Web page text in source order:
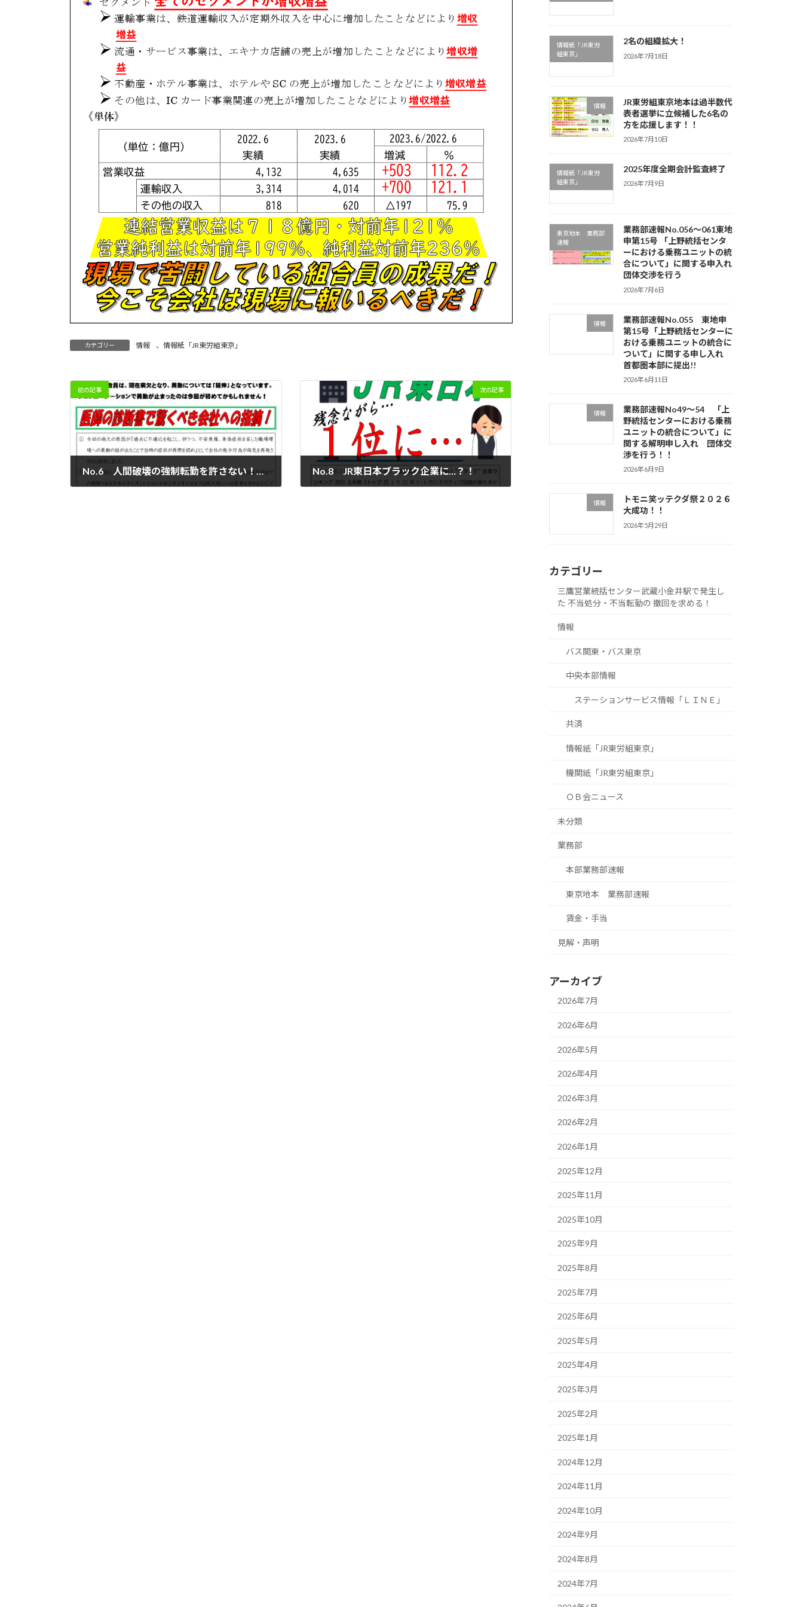
カテゴリー 情報 、 情報紙「JR東労組東京」
前の記事
No.6 人間破壊の強制転勤を許さない！～2～
次の記事
No.8 JR東日本ブラック企業に…？！
情報紙「JR東労
組東京」
2名の組織拡大！
2026年7月18日
情報
JR東労組東京地本は過半数代
表者選挙に立候補した6名の
方を応援します！！
2026年7月10日
情報紙「JR東労
組東京」
2025年度全期会計監査終了
2026年7月9日
東京地本 業務部
速報
業務部速報No.056～061東地
申第15号 「上野統括センタ
ーにおける乗務ユニットの統
合について」に関する申入れ
団体交渉を行う
2026年7月6日
情報
業務部速報No.055 東地申
第15号「上野統括センターに
おける乗務ユニットの統合に
ついて」に関する申し入れ
首都圏本部に提出!!
2026年6月11日
情報
業務部速報No49～54 「上
野統括センターにおける乗務
ユニットの統合について」に
関する解明申し入れ 団体交
渉を行う！！
2026年6月9日
情報
トモニ笑ッテクダ祭２０２６
大成功！！
2026年5月29日
カテゴリー
三鷹営業統括センター武蔵小金井駅で発生し
た 不当処分・不当転勤の 撤回を求める！
情報
バス関東・バス東京
中央本部情報
ステーションサービス情報「ＬＩＮＥ」
共済
情報紙「JR東労組東京」
機関紙「JR東労組東京」
ＯＢ会ニュース
未分類
業務部
本部業務部速報
東京地本 業務部速報
賃金・手当
見解・声明
アーカイブ
2026年7月
2026年6月
2026年5月
2026年4月
2026年3月
2026年2月
2026年1月
2025年12月
2025年11月
2025年10月
2025年9月
2025年8月
2025年7月
2025年6月
2025年5月
2025年4月
2025年3月
2025年2月
2025年1月
2024年12月
2024年11月
2024年10月
2024年9月
2024年8月
2024年7月